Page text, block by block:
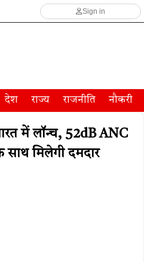
Sign in
देश राज्य राजनीति नौकरी
में लॉन्च, 52dB ANC
मिलेगी दमदार